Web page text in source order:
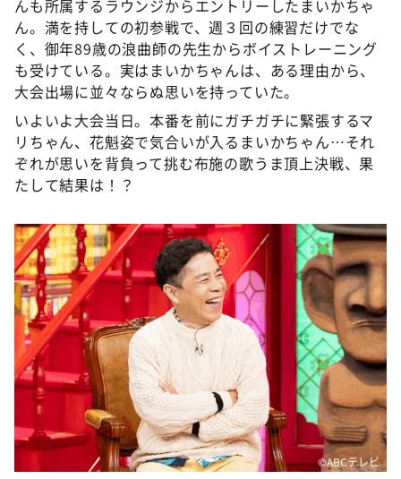
んも所属するラウンジからエントリーしたまいかちゃ
ん。満を持しての初参戦で、週３回の練習だけでな
く、御年89歳の浪曲師の先生からボイストレーニング
も受けている。実はまいかちゃんは、ある理由から、
大会出場に並々ならぬ思いを持っていた。
いよいよ大会当日。本番を前にガチガチに緊張するマ
リちゃん、花魁姿で気合いが入るまいかちゃん…それ
ぞれが思いを背負って挑む布施の歌うま頂上決戦、果
たして結果は！？
©ABCテレビ